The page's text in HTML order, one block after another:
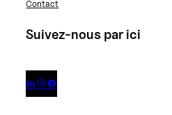
Contact
Suivez-nous par ici
  